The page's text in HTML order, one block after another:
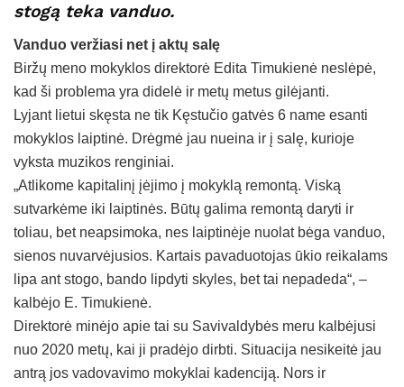
stogą teka vanduo.
Vanduo veržiasi net į aktų salę
Biržų meno mokyklos direktorė Edita Timukienė neslėpė,
kad ši problema yra didelė ir metų metus gilėjanti.
Lyjant lietui skęsta ne tik Kęstučio gatvės 6 name esanti
mokyklos laiptinė. Drėgmė jau nueina ir į salę, kurioje
vyksta muzikos renginiai.
„Atlikome kapitalinį įėjimo į mokyklą remontą. Viską
sutvarkėme iki laiptinės. Būtų galima remontą daryti ir
toliau, bet neapsimoka, nes laiptinėje nuolat bėga vanduo,
sienos nuvarvėjusios. Kartais pavaduotojas ūkio reikalams
lipa ant stogo, bando lipdyti skyles, bet tai nepadeda“, –
kalbėjo E. Timukienė.
Direktorė minėjo apie tai su Savivaldybės meru kalbėjusi
nuo 2020 metų, kai ji pradėjo dirbti. Situacija nesikeitė jau
antrą jos vadovavimo mokyklai kadenciją. Nors ir